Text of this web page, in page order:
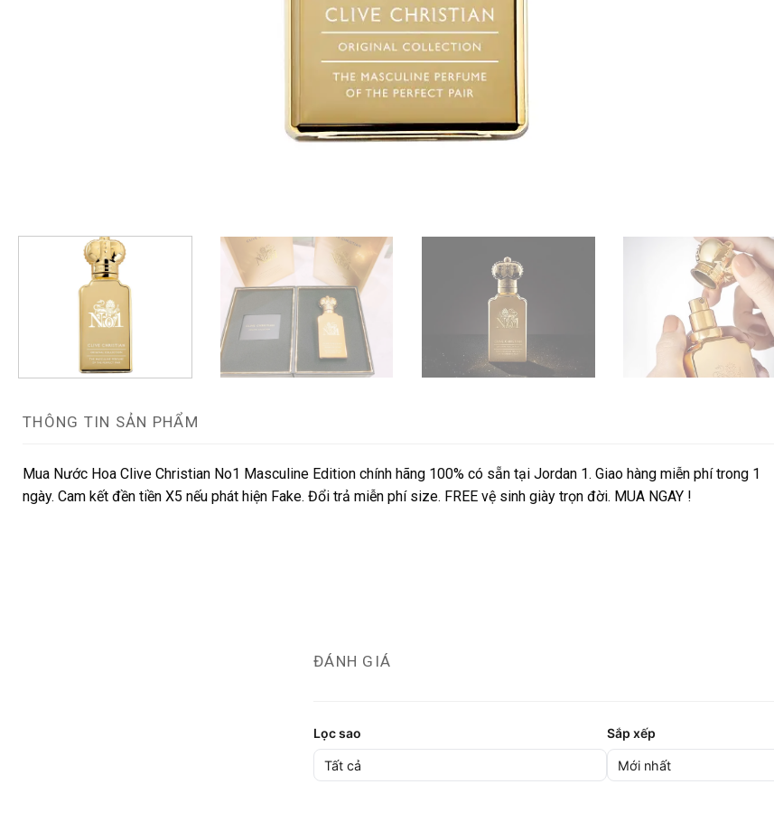
THÔNG TIN SẢN PHẨM
Mua Nước Hoa Clive Christian No1 Masculine Edition chính hãng 100% có sẵn tại Jordan 1. Giao hàng miễn phí trong 1
ngày. Cam kết đền tiền X5 nếu phát hiện Fake. Đổi trả miễn phí size. FREE vệ sinh giày trọn đời. MUA NGAY !
ĐÁNH GIÁ
Lọc sao Sắp xếp